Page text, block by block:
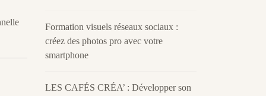
Formation visuels réseaux sociaux :
créez des photos pro avec votre
smartphone
LES CAFÉS CRÉA’ : Développer son